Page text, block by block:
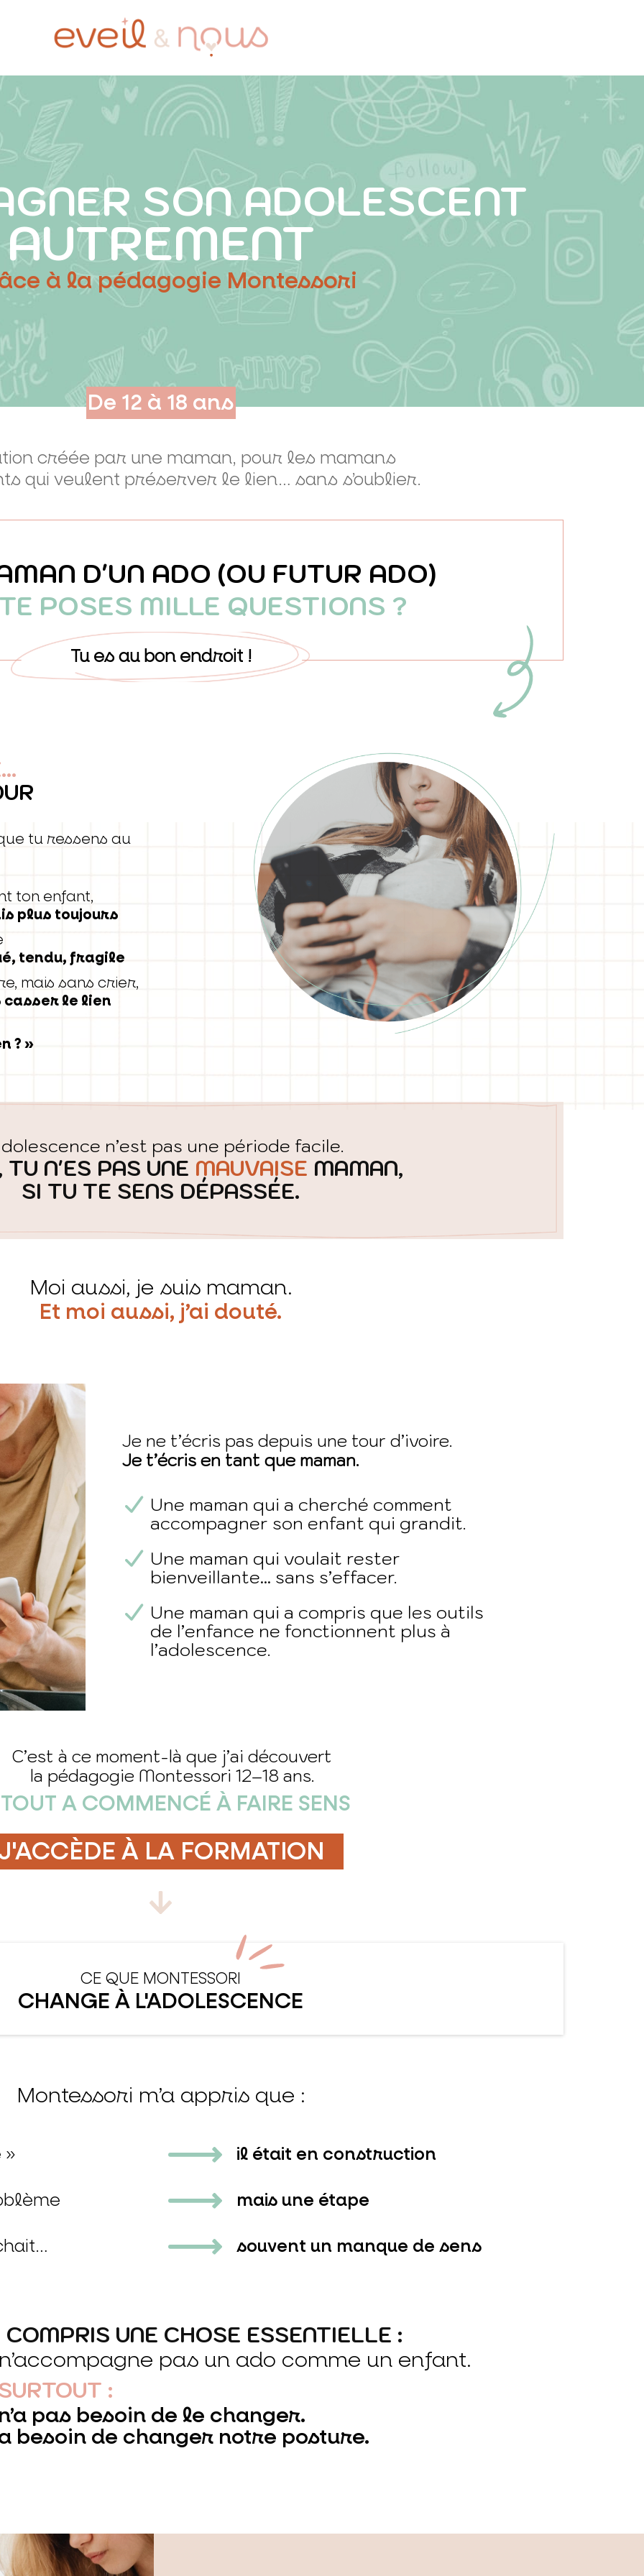
SON ADOLESCENT
AUTREMENT
à la pédagogie Montessori
De 12 à 18 ans
créée par une maman, pour les mamans
qui veulent préserver le lien… sans s’oublier.
D'UN ADO (OU FUTUR ADO)
POSES MILLE QUESTIONS ?
Tu es au bon endroit !
tu ressens au
ton enfant,
plus toujours
tendu, fragile
mais sans crier,
le lien
? »
n’est pas une période facile.
TU N'ES PAS UNE MAUVAISE MAMAN,
SI TU TE SENS DÉPASSÉE.
Moi aussi, je suis maman.
Et moi aussi, j’ai douté.
Je ne t’écris pas depuis une tour d’ivoire.
Je t’écris en tant que maman.
Une maman qui a cherché comment
accompagner son enfant qui grandit.
Une maman qui voulait rester
bienveillante… sans s’effacer.
Une maman qui a compris que les outils
de l’enfance ne fonctionnent plus à
l’adolescence.
C’est à ce moment-là que j’ai découvert
la pédagogie Montessori 12–18 ans.
A COMMENCÉ À FAIRE SENS
À LA FORMATION
CE QUE MONTESSORI
CHANGE À L'ADOLESCENCE
Montessori m’a appris que :
» il était en construction
mais une étape
souvent un manque de sens
UNE CHOSE ESSENTIELLE :
pas un ado comme un enfant.
:
pas besoin de le changer.
besoin de changer notre posture.